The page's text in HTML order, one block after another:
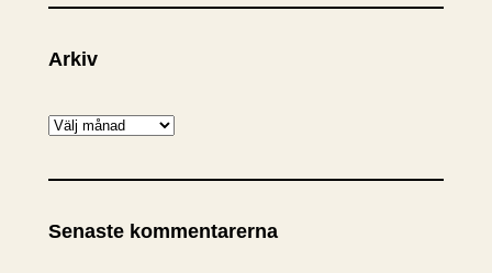
Arkiv
A
k
v
Senaste kommentarerna